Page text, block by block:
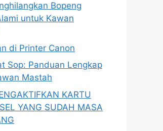
Bopeng
untuk Kawan
di Printer Canon
Sop: Panduan Lengkap
Mastah
KARTU
YANG SUDAH MASA